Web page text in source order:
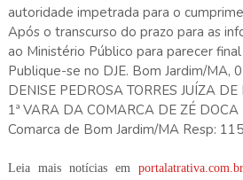
Leia mais notícias em portalatrativa.com.br